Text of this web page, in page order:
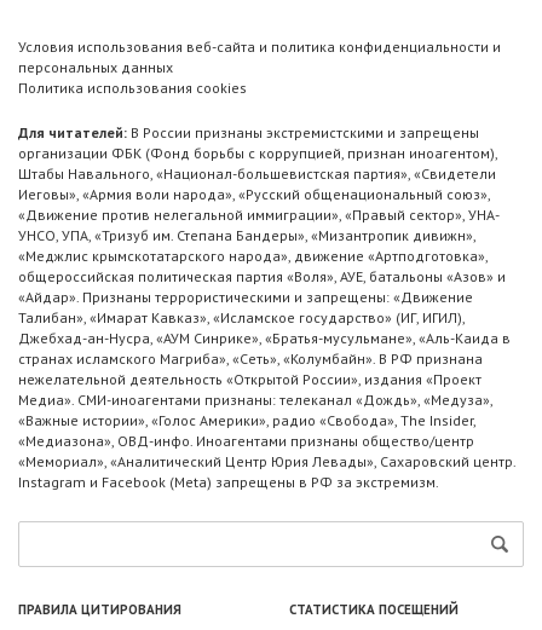
Условия использования веб-сайта и политика конфиденциальности и
персональных данных
Политика использования cookies
Для читателей: В России признаны экстремистскими и запрещены
организации ФБК (Фонд борьбы с коррупцией, признан иноагентом),
Штабы Навального, «Национал-большевистская партия», «Свидетели
Иеговы», «Армия воли народа», «Русский общенациональный союз»,
«Движение против нелегальной иммиграции», «Правый сектор», УНА-
УНСО, УПА, «Тризуб им. Степана Бандеры», «Мизантропик дивижн»,
«Меджлис крымскотатарского народа», движение «Артподготовка»,
общероссийская политическая партия «Воля», АУЕ, батальоны «Азов» и
«Айдар». Признаны террористическими и запрещены: «Движение
Талибан», «Имарат Кавказ», «Исламское государство» (ИГ, ИГИЛ),
Джебхад-ан-Нусра, «АУМ Синрике», «Братья-мусульмане», «Аль-Каида в
странах исламского Магриба», «Сеть», «Колумбайн». В РФ признана
нежелательной деятельность «Открытой России», издания «Проект
Медиа». СМИ-иноагентами признаны: телеканал «Дождь», «Медуза»,
«Важные истории», «Голос Америки», радио «Свобода», The Insider,
«Медиазона», ОВД-инфо. Иноагентами признаны общество/центр
«Мемориал», «Аналитический Центр Юрия Левады», Сахаровский центр.
Instagram и Facebook (Metа) запрещены в РФ за экстремизм.
ПРАВИЛА ЦИТИРОВАНИЯ СТАТИСТИКА ПОСЕЩЕНИЙ